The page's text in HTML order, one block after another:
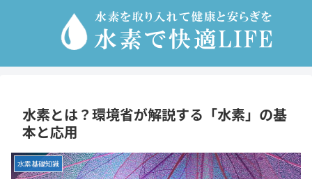
水素とは？環境省が解説する「水素」の基
本と応用
水素基礎知識